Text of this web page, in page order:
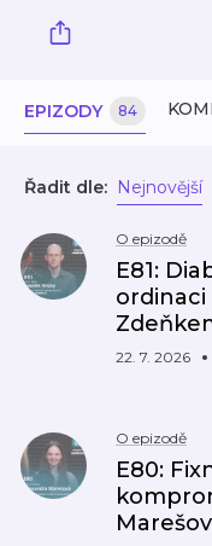
EPIZODY 84
Řadit dle: Nejnovější
O epizodě
E81:
22. 7. 2026
O epizodě
E80: